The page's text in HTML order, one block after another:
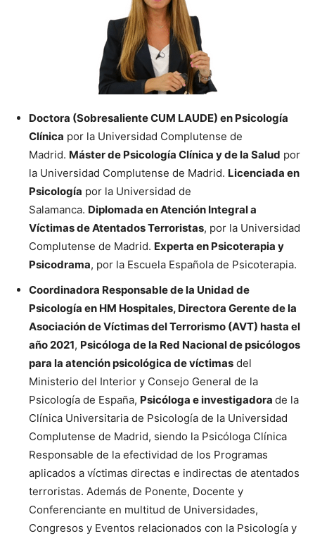
Doctora (Sobresaliente CUM LAUDE) en Psicología
Clínica por la Universidad Complutense de
Madrid. Máster de Psicología Clínica y de la Salud por
la Universidad Complutense de Madrid. Licenciada en
Psicología por la Universidad de
Salamanca. Diplomada en Atención Integral a
Víctimas de Atentados Terroristas, por la Universidad
Complutense de Madrid. Experta en Psicoterapia y
Psicodrama, por la Escuela Española de Psicoterapia.
Coordinadora Responsable de la Unidad de
Psicología en HM Hospitales, Directora Gerente de la
Asociación de Víctimas del Terrorismo (AVT) hasta el
año 2021, Psicóloga de la Red Nacional de psicólogos
para la atención psicológica de víctimas del
Ministerio del Interior y Consejo General de la
Psicología de España, Psicóloga e investigadora de la
Clínica Universitaria de Psicología de la Universidad
Complutense de Madrid, siendo la Psicóloga Clínica
Responsable de la efectividad de los Programas
aplicados a víctimas directas e indirectas de atentados
terroristas. Además de Ponente, Docente y
Conferenciante en multitud de Universidades,
Congresos y Eventos relacionados con la Psicología y